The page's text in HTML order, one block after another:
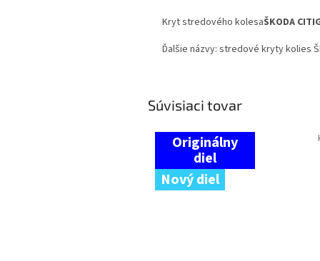
Kryt stredového kolesaŠKODA
Ďalšie názvy: stredové kryty kolies
Súvisiaci tovar
Nový diel